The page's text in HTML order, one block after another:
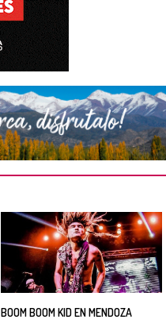
BOOM BOOM KID EN MENDOZA